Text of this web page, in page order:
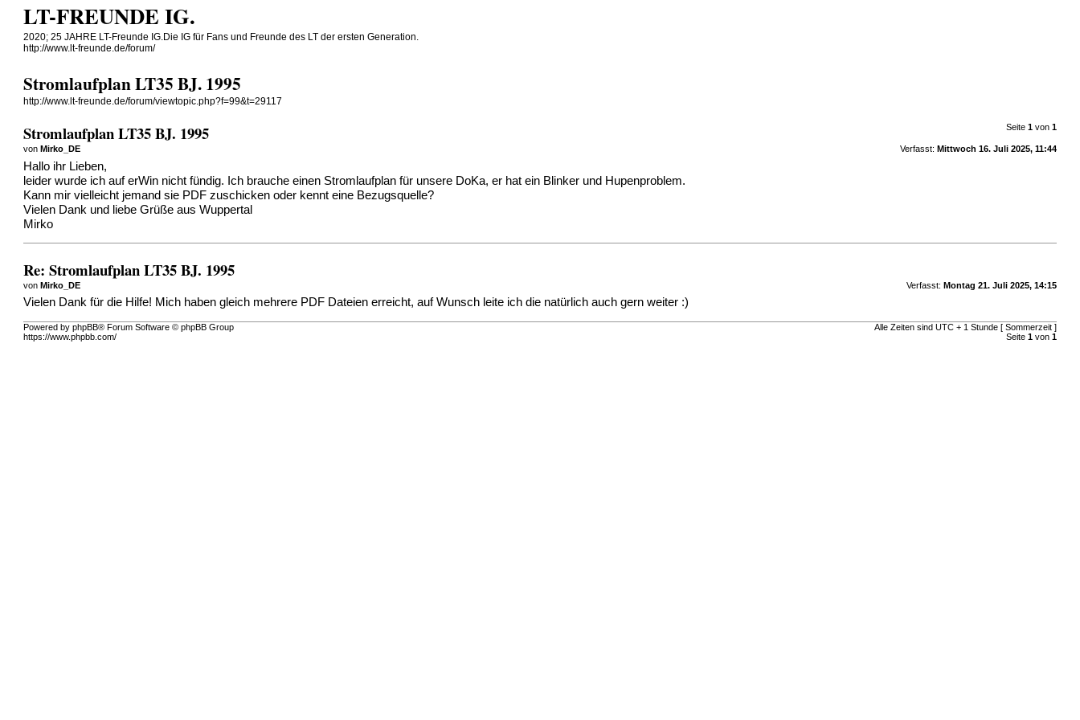
LT-FREUNDE IG.
2020; 25 JAHRE LT-Freunde IG.Die IG für Fans und Freunde des LT der ersten Generation.
http://www.lt-freunde.de/forum/
Stromlaufplan LT35 BJ. 1995
http://www.lt-freunde.de/forum/viewtopic.php?f=99&t=29117
Seite 1von 1
Stromlaufplan LT35 BJ. 1995
Verfasst: Mittwoch 16. Juli 2025, 11:44
vonMirko_DE
Hallo ihr Lieben,
leider wurde ich auf erWin nicht fündig. Ich brauche einen Stromlaufplan für unsere DoKa, er hat ein Blinker und Hupenproblem.
Kann mir vielleicht jemand sie PDF zuschicken oder kennt eine Bezugsquelle?
Vielen Dank und liebe Grüße aus Wuppertal
Mirko
Re: Stromlaufplan LT35 BJ. 1995
Verfasst: Montag 21. Juli 2025, 14:15
vonMirko_DE
Vielen Dank für die Hilfe! Mich haben gleich mehrere PDF Dateien erreicht, auf Wunsch leite ich die natürlich auch gern weiter :)
Alle Zeiten sind UTC + 1 Stunde [ Sommerzeit ]
Seite 1von 1
Powered by phpBB® Forum Software © phpBB Group
https://www.phpbb.com/